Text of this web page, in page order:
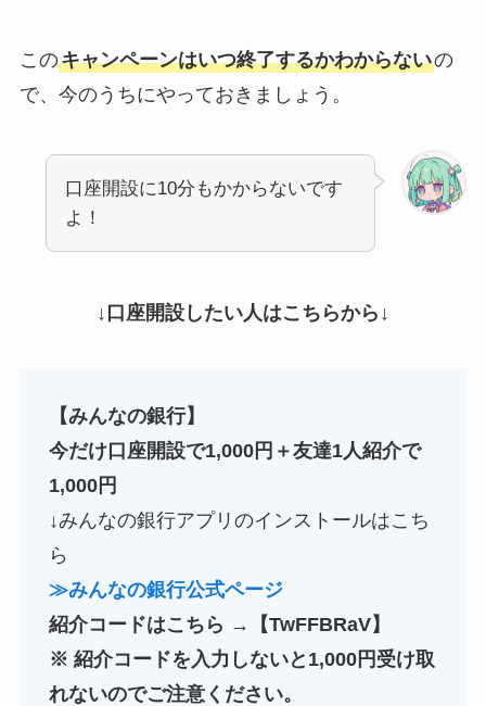
このキャンペーンはいつ終了するかわからないの
で、今のうちにやっておきましょう。
口座開設に10分もかからないです
よ！
↓口座開設したい人はこちらから↓
【みんなの銀行】
今だけ口座開設で1,000円＋友達1人紹介で
1,000円
↓みんなの銀行アプリのインストールはこち
ら
≫みんなの銀行公式ページ
紹介コードはこちら →【TwFFBRaV】
※ 紹介コードを入力しないと1,000円受け取
れないのでご注意ください。